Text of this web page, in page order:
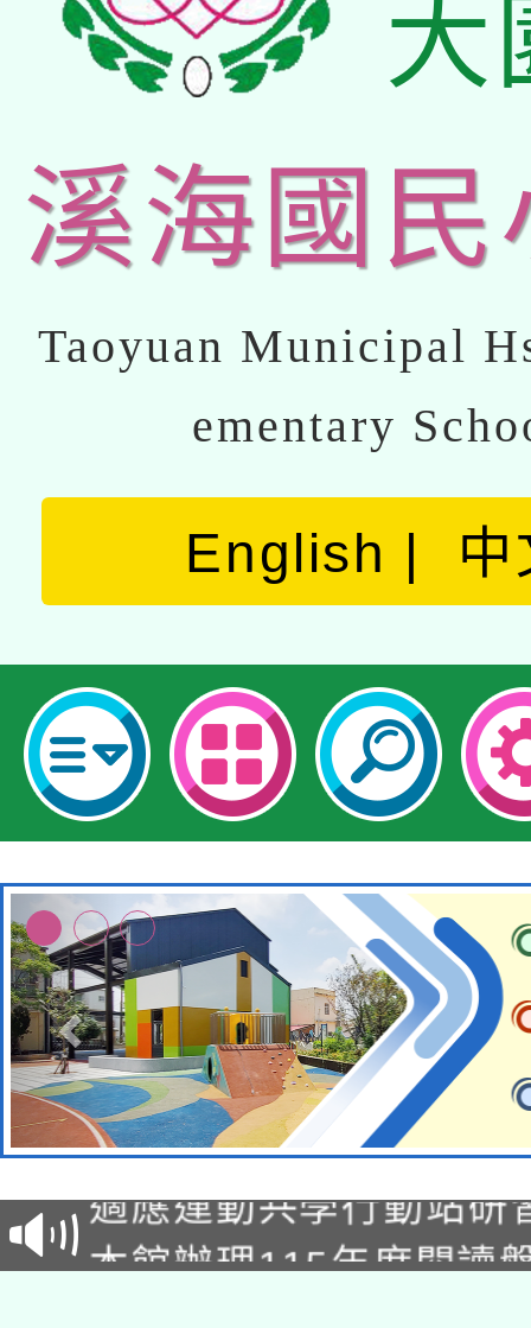
大
溪海國民
Taoyuan Municipal
ementary
English 中
本校115學年度第2次
招甄選結果公告(無人
招)
本館辦理115年度閱讀